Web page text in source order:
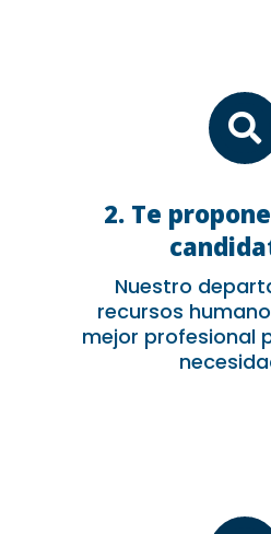

2. Te
Nuestro
recursos
mejor profesional